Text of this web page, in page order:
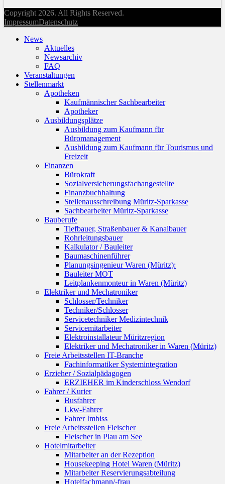
Copyright 2026. All Rights Reserved.
ImpressumDatenschutz
News
Aktuelles
Newsarchiv
FAQ
Veranstaltungen
Stellenmarkt
Apotheken
Kaufmännischer Sachbearbeiter
Apotheker
Ausbildungsplätze
Ausbildung zum Kaufmann für
Büromanagement
Ausbildung zum Kaufmann für Tourismus und
Freizeit
Finanzen
Bürokraft
Sozialversicherungsfachangestellte
Finanzbuchhaltung
Stellenausschreibung Müritz-Sparkasse
Sachbearbeiter Müritz-Sparkasse
Bauberufe
Tiefbauer, Straßenbauer & Kanalbauer
Rohrleitungsbauer
Kalkulator / Bauleiter
Baumaschinenführer
Planungsingenieur Waren (Müritz):
Bauleiter MOT
Leitplankenmonteur in Waren (Müritz)
Elektriker und Mechatroniker
Schlosser/Techniker
Techniker/Schlosser
Servicetechniker Medizintechnik
Servicemitarbeiter
Elektroinstallateur Müritzregion
Elektriker und Mechatroniker in Waren (Müritz)
Freie Arbeitsstellen IT-Branche
Fachinformatiker Systemintegration
Erzieher / Sozialpädagogen
ERZIEHER im Kinderschloss Wendorf
Fahrer / Kurier
Busfahrer
Lkw-Fahrer
Fahrer Imbiss
Freie Arbeitsstellen Fleischer
Fleischer in Plau am See
Hotelmitarbeiter
Mitarbeiter an der Rezeption
Housekeeping Hotel Waren (Müritz)
Mitarbeiter Reservierungsabteilung
Hotelfachmann/-frau